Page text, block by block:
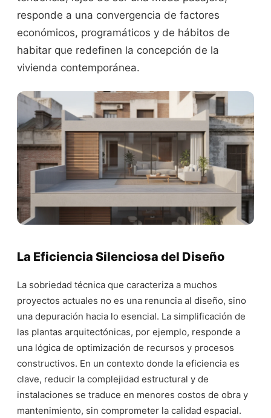
responde a una convergencia de factores
económicos, programáticos y de hábitos de
habitar que redefinen la concepción de la
vivienda contemporánea.
La Eficiencia Silenciosa del Diseño
La sobriedad técnica que caracteriza a muchos
proyectos actuales no es una renuncia al diseño, sino
una depuración hacia lo esencial. La simplificación de
las plantas arquitectónicas, por ejemplo, responde a
una lógica de optimización de recursos y procesos
constructivos. En un contexto donde la eficiencia es
clave, reducir la complejidad estructural y de
instalaciones se traduce en menores costos de obra y
mantenimiento, sin comprometer la calidad espacial.